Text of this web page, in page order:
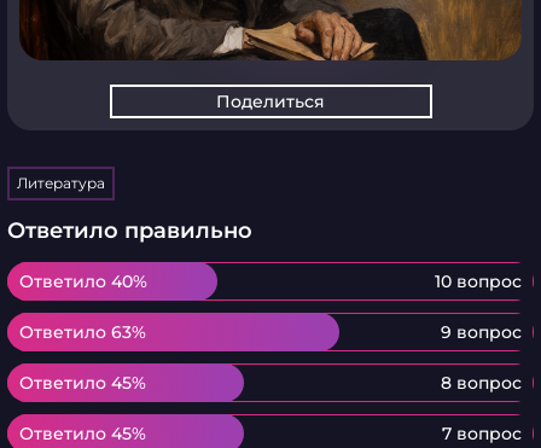
Поделиться
Литература
Ответило правильно
Ответило 40% 10 вопрос
Ответило 40%
Ответило 63% 9 вопрос
Ответило 63%
Ответило 45% 8 вопрос
Ответило 45%
Ответило 45% 7 вопрос
Ответило 45%